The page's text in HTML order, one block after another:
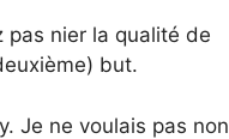
pas nier la qualité de
but.
Je ne voulais pas non